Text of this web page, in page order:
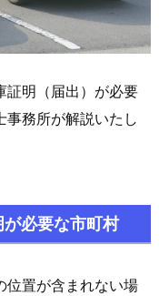
証明（届出）が必要
事務所が解説いたし
必要な市町村
位置が含まれない場